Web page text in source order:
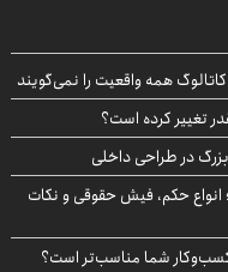
همه واقعیت را نمی‌گویند
در طراحی داخلی
حکم، فیش حقوقی و نکات
کسب‌وکار شما مناسب‌تر است؟